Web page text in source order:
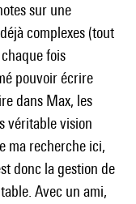
sur une
complexes (tout
fois
pouvoir écrire
dans Max, les
véritable vision
ma recherche ici,
donc la gestion de
Avec un ami,